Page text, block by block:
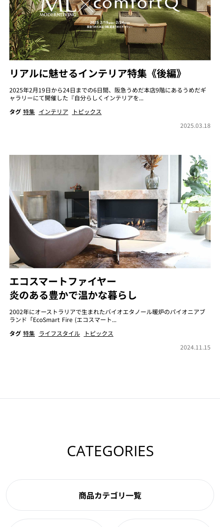
リアルに魅せるインテリア特集《後編》
2025年2月19日から24日までの6日間、阪急うめだ本店9階にあるうめだギ
ャラリーにて開催した『自分らしくインテリアを...
タグ 特集 インテリア
トピックス
2025.03.18
エコスマートファイヤー
炎のある豊かで温かな暮らし
2002年にオーストラリアで生まれたバイオエタノール暖炉のパイオニアブ
ランド「EcoSmart Fire (エコスマート...
タグ 特集 ライフスタイル
トピックス
2024.11.15
CATEGORIES
商品カテゴリ一覧